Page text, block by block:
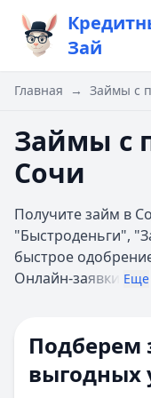
Зай
Главная → Займы с
Займы с
Сочи
Получите займ в
"Быстроденьги",
быстрое
Онлайн-заявки Еще
Подберем
выгодных